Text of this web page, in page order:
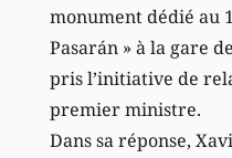
monument dédié au
Pasarán » à la gare
pris l’initiative de
premier ministre.
Dans sa réponse,